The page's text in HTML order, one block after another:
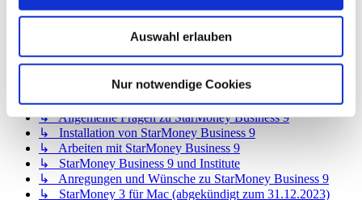
Auswahl erlauben
Nur notwendige Cookies
↳ StarMoney 12 Deluxe
↳ Installation von StarMoney 12 Deluxe
↳ Bedienung von StarMoney 12 Deluxe
↳ Anregungen und Wünsche zu StarMoney 12 Deluxe
↳ StarMoney Business 9
↳ Allgemeine Fragen zu StarMoney Business 9
↳ Installation von StarMoney Business 9
↳ Arbeiten mit StarMoney Business 9
↳ StarMoney Business 9 und Institute
↳ Anregungen und Wünsche zu StarMoney Business 9
↳ StarMoney 3 für Mac (abgekündigt zum 31.12.2023)